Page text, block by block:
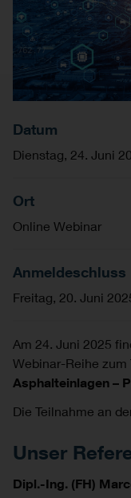
Datum
Dienstag, 24. Juni
Ort
Online Webinar
Anmeldeschluss
Freitag, 20. Juni
Am 24. Juni 2025
Webinar-Reihe zum
Asphalteinlagen –
Die Teilnahme an
Unser
Dipl.-Ing. (FH)